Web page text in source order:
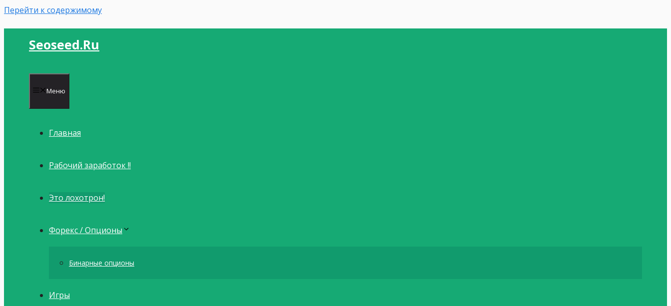
Перейти к содержимому
Seoseed.ru
Меню
Главная
Рабочий заработок !!
Это лохотрон!
Форекс / Опционы
Бинарные опционы
Игры